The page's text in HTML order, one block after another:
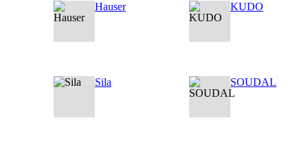
Hauser KUDO
Sila SOUDAL